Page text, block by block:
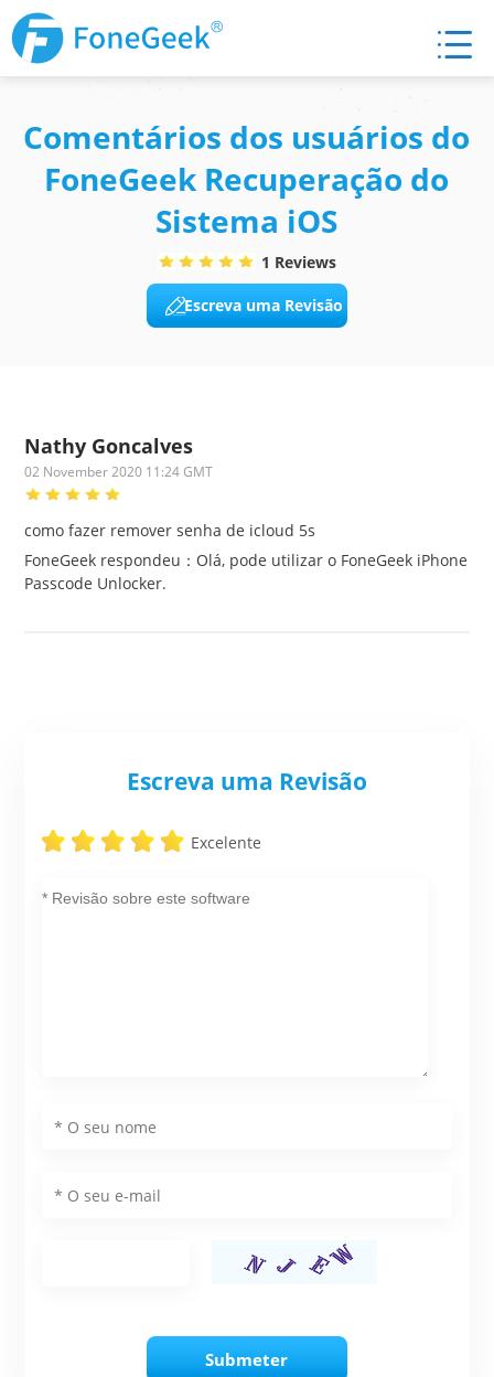
Comentários dos usuários do
FoneGeek Recuperação do
Sistema iOS
1 Reviews
Escreva uma Revisão
Nathy Goncalves
02 November 2020 11:24 GMT
como fazer remover senha de icloud 5s
FoneGeek respondeu：Olá, pode utilizar o FoneGeek iPhone
Passcode Unlocker.
Escreva uma Revisão
Excelente
Submeter